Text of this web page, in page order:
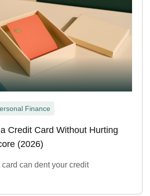
Finance
Credit Card Without Hurting
(2026)
can dent your credit